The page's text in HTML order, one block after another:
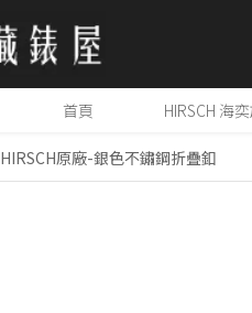
首頁 HIRSCH 海
HIRSCH原廠-銀色不鏽鋼折疊釦